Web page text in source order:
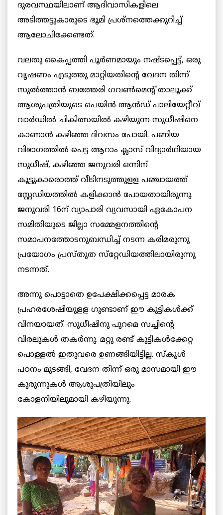
ദുരവസ്ഥയിലാണ്‌ ആദിവാസികളിലെ
അടിത്തട്ടുകാരുടെ ഭൂമി പ്രശ്‌നത്തെക്കുറിച്ച്‌
ആലോചിക്കേണ്ടത്‌.
വലതു കൈപ്പത്തി പൂര്‍ണമായും നഷ്‌ടപ്പെട്ട്, ‌ഒരു
വൃഷണം എടുത്തു മാറ്റിയതിന്റെ വേദന തിന്ന്
‌സുല്‍ത്താന്‍ ബത്തേരി ഗവണ്‍മെന്റ് ‌താലൂക്ക്
‌ആശുപത്രിയുടെ പെയിന്‍ ആന്‍ഡ്‌ പാലിയേറ്റീവ്‌
വാര്‍ഡില്‍ ചികിത്സയില്‍ കഴിയുന്ന സുധീഷിനെ
കാണാന്‍ കഴിഞ്ഞ ദിവസം പോയി. പണിയ
വിഭാഗത്തില്‍ പെട്ട ആറാം ക്ലാസ്‌ വിദ്യാര്‍ഥിയായ
സുധീഷ്‌, കഴിഞ്ഞ ജനുവരി ഒന്നിന്
കൂട്ടുകാരൊത്ത് വീടിനടുത്തുളള പഞ്ചായത്ത്‌
സ്റ്റേഡിയത്തില്‍ കളിക്കാന്‍ പോയതായിരുന്നു.
ജനുവരി 16ന്‌ വ്യാപാരി വ്യവസായി ഏകോപന
സമിതിയുടെ ജില്ലാ സമ്മേളനത്തിന്റെ
സമാപനത്തോടനുബന്ധിച്ച്‌ നടന്ന കരിമരുന്നു
പ്രയോഗം പ്രസ്‌തുത സ്‌റ്റേഡിയത്തിലായിരുന്നു
നടന്നത്‌.
അന്നു പൊട്ടാതെ ഉപേക്ഷിക്കപ്പെട്ട മാരക
പ്രഹരശേഷിയുളള ഗുണ്ടാണ്‌ ഈ കുട്ടികള്‍ക്ക്
‌വിനയായത്‌. സുധീഷിനു പുറമെ സച്ചിന്റെ
വിരലുകൾ തകര്‍ന്നു. മറ്റു രണ്ട്‌ കുട്ടികള്‍ക്കേറ്റ
പൊള്ളല്‍ ഇതുവരെ ഉണങ്ങിയിട്ടില്ല. സ്‌കൂള്‍
പഠനം മുടങ്ങി, വേദന തിന്ന്‌ ഒരു മാസമായി ഈ
കുരുന്നുകള്‍ ആശുപത്രിയിലും
കോളനിയിലുമായി കഴിയുന്നു.